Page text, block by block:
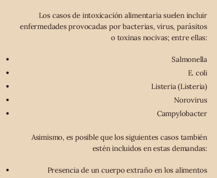
Los casos de intoxicación alimentaria suelen incluir
enfermedades provocadas por bacterias, virus, parásitos
o toxinas nocivas; entre ellas:
Salmonella
E. coli
Listeria (Listeria)
Norovirus
Campylobacter
Asimismo, es posible que los siguientes casos también
estén incluidos en estas demandas:
Presencia de un cuerpo extraño en los alimentos